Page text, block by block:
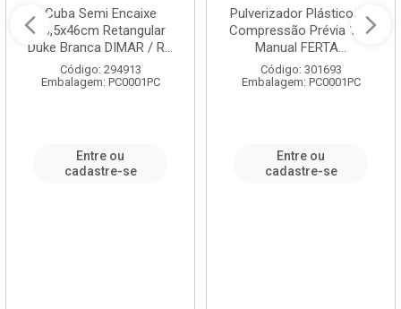
Cuba Semi Encaixe
58,5x46cm Retangular
Duke Branca DIMAR / R...
Código: 294913
Embalagem: PC0001PC
Entre ou
cadastre-se
Pulverizador Plástico de
Compressão Prévia 1,5L
Manual FERTA...
Código: 301693
Embalagem: PC0001PC
Entre ou
cadastre-se